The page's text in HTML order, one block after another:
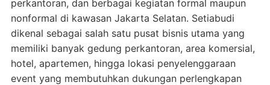
perkantoran, dan berbagai kegiatan formal maupun
nonformal di kawasan Jakarta Selatan. Setiabudi
dikenal sebagai salah satu pusat bisnis utama yang
memiliki banyak gedung perkantoran, area komersial,
hotel, apartemen, hingga lokasi penyelenggaraan
event yang membutuhkan dukungan perlengkapan